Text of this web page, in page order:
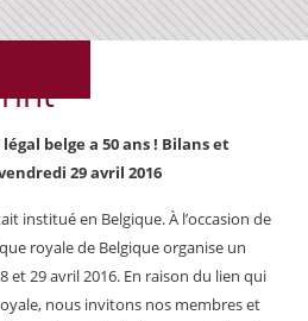
belge a 50 ans ! Bilans et
29 avril 2016
institué en Belgique. À l’occasion de
royale de Belgique organise un
et 29 avril 2016. En raison du lien qui
nous invitons nos membres et